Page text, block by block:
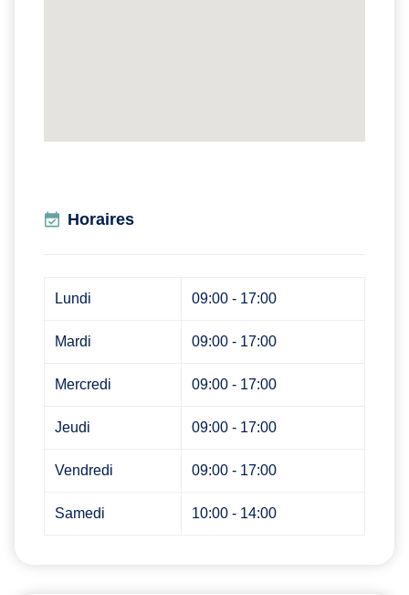
Horaires
Lundi 09:00 - 17:00
Mardi 09:00 - 17:00
Mercredi 09:00 - 17:00
Jeudi 09:00 - 17:00
Vendredi 09:00 - 17:00
Samedi 10:00 - 14:00